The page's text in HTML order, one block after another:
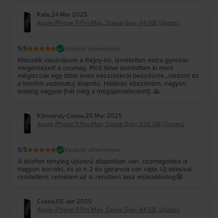
iPhone 11 Pro Max – biztonság és feloldás
Az iPhone telefonok biztonságossága aligha kérdőjelezhető meg. Ha Apple
lehetetlen lesz feltörni a telefont. Természetesen továbbra is van
lehetőség a PIN kóddal történő zárolásra, amelyet a készülék feloldásához
minden alkalommal meg kell adnod.
Gyakran előforduló kérdések az iPhone 11 Pro Max telefonnal
kapcsolatban
1. Milyen típusú SIM-kártyával működik az iPhone 11 Pro Max?
A Rejoy.hu oldalon minden egyes telefonmodell hálózatfüggetlenül
kártyád, akkor a SIM-tű segítségével kinyithatod a SIM-tálcát, majd
belehelyezheted a SIM-kártyádat.
2. Az iPhone 11 Pro Max dobozában van töltő?
Rejoy.hu-n történő rendelés leadása előtt a kiválasztott töltőt a kosárba
helyezted.
3. Mennyi ideig bírja az iPhone 11 Pro Max akkumulátora?
Valójában attól függ, hogyan használod a telefont. Bár az Apple garantálja a
valószínűleg sokkal gyorsabban merül, mintha másra használod ugyanazt a
modellt (hívások, üzenetek, közösségi média stb.).
Kata,24 Mar 2025
Apple iPhone 11 Pro Max, Space Gray, 64 GB, Újszerű
5/5 Vásárlói vélemények
Második vásárlásom a Rejoy-tól, ismételten extra gyorsan
megérkezett a csomag. Picit félve bontottam ki mert
mégiscsak egy több éves készülékről beszélünk…viszont ez
a telefon vadonatúj állapotú. Hálásan köszönöm, nagyon
boldog vagyok (hát még a megajándékozott). 🙏
Körmendy Csaba,20 Mar 2025
Apple iPhone 11 Pro Max, Space Gray, 256 GB, Újszerű
5/5 Vásárlói vélemények
A telefon tényleg újszerű állapotban van, csomagolása is
nagyon korrekt, és jó h 2 év garancia van rajta. Új akksival
rendeltem, remélem az is rendben lesz működésileg🤩
Csaba,05 Jan 2025
Apple iPhone 11 Pro Max, Space Gray, 64 GB, Újszerű